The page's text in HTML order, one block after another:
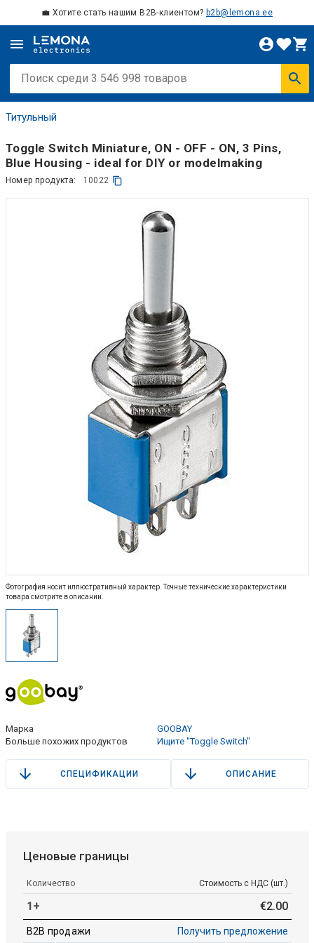
💼 Хотите стать нашим B2B-клиентом? b2b@lemona.ee
Титульный
Toggle Switch Miniature, ON - OFF - ON, 3 Pins,
Blue Housing - ideal for DIY or modelmaking
Номер продукта: 10022
Фотография носит иллюстративный характер. Точные технические характеристики
товара смотрите в описании.
Марка
GOOBAY
Больше похожих продуктов
Ищите "Toggle Switch"
СПЕЦИФИКАЦИИ ОПИСАНИЕ
Ценовые границы
Количество Стоимость с НДС (шт.)
1+ €2.00
B2B продажи Получить предложение